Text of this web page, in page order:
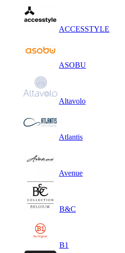
ACCESSTYLE
ASOBU
Altavolo
Atlantis
Avenue
B&C
B1